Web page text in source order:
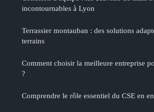
incontournables à Lyon
Terrassier montauban : des solutions
terrains
Comment choisir la meilleure entreprise
?
Comprendre le rôle essentiel du CSE en